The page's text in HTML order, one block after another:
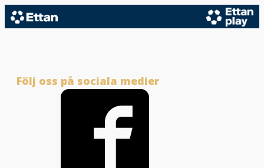
Följ oss på sociala medier